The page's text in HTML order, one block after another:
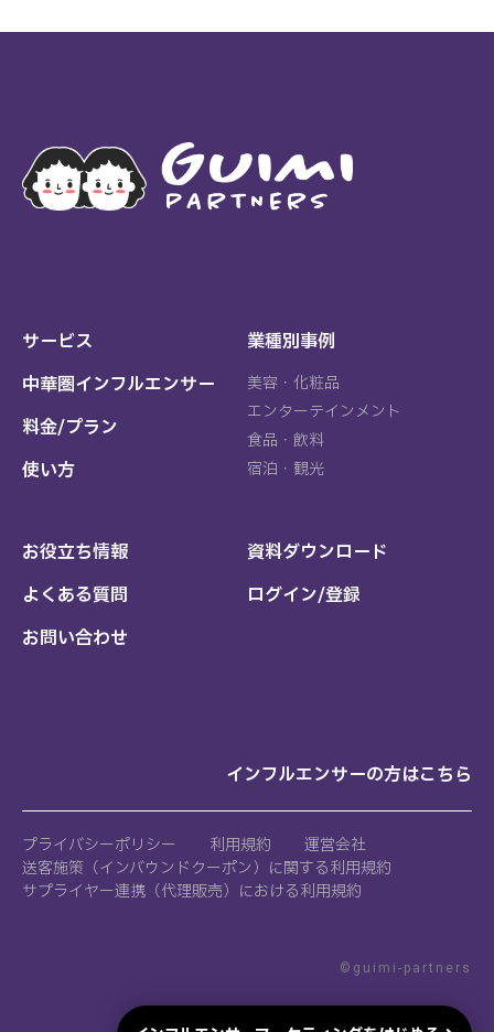
サービス
中華圏インフルエンサー
料金/プラン
使い方
業種別事例
美容・化粧品
エンターテインメント
食品・飲料
宿泊・観光
お役立ち情報
よくある質問
お問い合わせ
資料ダウンロード
ログイン/登録
インフルエンサーの方はこちら
プライバシーポリシー 利用規約
運営会社
送客施策（インバウンドクーポン）に関する利用規約
サプライヤー連携（代理販売）における利用規約
©guimi-partners